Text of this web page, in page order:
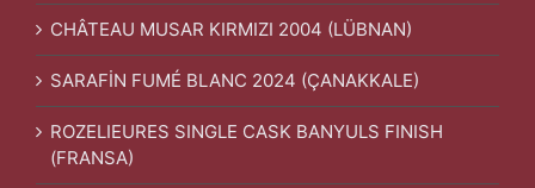
CHÂTEAU MUSAR KIRMIZI 2004 (LÜBNAN)
SARAFİN FUMÉ BLANC 2024 (ÇANAKKALE)
ROZELIEURES SINGLE CASK BANYULS FINISH
(FRANSA)